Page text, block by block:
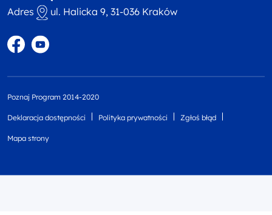
Adres ul. Halicka 9, 31-036 Kraków
Profil w portalu Facebook
Profil w portalu YouTube
Poznaj Program 2014-2020
Deklaracja dostępności Polityka prywatności Zgłoś błąd
Mapa strony